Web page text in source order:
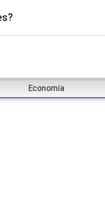
Economía